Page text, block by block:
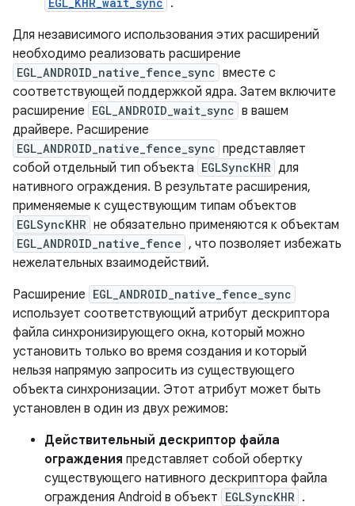
.
Для независимого использования этих расширений
необходимо реализовать расширение
EGL_ANDROID_native_fence_sync вместе с
соответствующей поддержкой ядра. Затем включите
расширение EGL_ANDROID_wait_sync в вашем
драйвере. Расширение
EGL_ANDROID_native_fence_sync представляет
собой отдельный тип объекта EGLSyncKHR для
нативного ограждения. В результате расширения,
применяемые к существующим типам объектов
EGLSyncKHR не обязательно применяются к объектам
EGL_ANDROID_native_fence , что позволяет избежать
нежелательных взаимодействий.
Расширение EGL_ANDROID_native_fence_sync
использует соответствующий атрибут дескриптора
файла синхронизирующего окна, который можно
установить только во время создания и который
нельзя напрямую запросить из существующего
объекта синхронизации. Этот атрибут может быть
установлен в один из двух режимов:
Действительный дескриптор файла
ограждения представляет собой обертку
существующего нативного дескриптора файла
ограждения Android в объект EGLSyncKHR .